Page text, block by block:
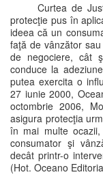
Curtea de
protecţie pus în
ideea că un
faţă de vânzător
de negociere, cât
conduce la
putea exercita o
27 iunie 2000,
octombrie 2006,
asigura protecţia
în mai multe
consumator şi
decât printr-o
(Hot. Oceano